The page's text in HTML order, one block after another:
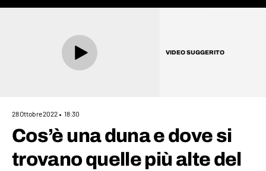
VIDEO SUGGERITO
28 Ottobre 2022 18:30
Cos’è una duna e dove si
trovano quelle più alte del